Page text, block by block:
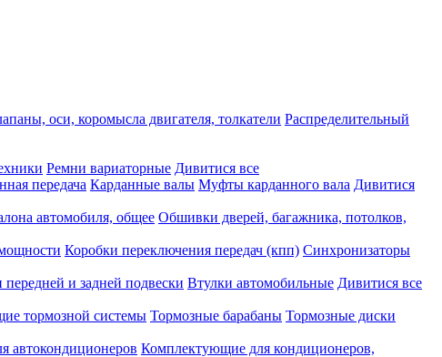
оси, коромысла двигателя, толкатели Распределительный
Ремни вариаторные Дивитися все
передача Карданные валы Муфты карданного вала Дивитися
автомобиля, общее Обшивки дверей, багажника, потолков,
Коробки переключения передач (кпп) Синхронизаторы
передней и задней подвески Втулки автомобильные Дивитися все
тормозной системы Тормозные барабаны Тормозные диски
автокондиционеров Комплектующие для кондиционеров,